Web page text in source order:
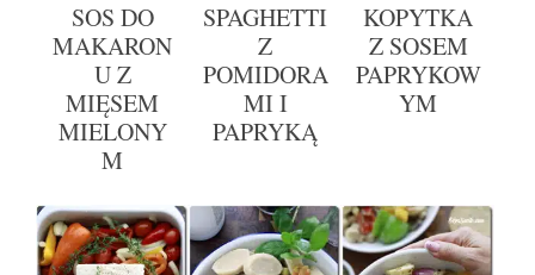
SOS DO
MAKARON
U Z
MIĘSEM
MIELONY
M
SPAGHETTI
Z
POMIDORA
MI I
PAPRYKĄ
KOPYTKA
Z SOSEM
PAPRYKOW
YM